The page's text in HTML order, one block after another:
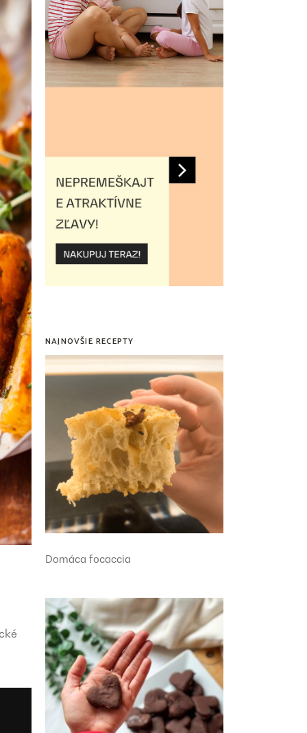
NAJNOVŠIE RECEPTY
Domáca focaccia